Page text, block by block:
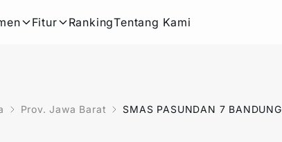
Fitur RankingTentang Kami
Prov. Jawa Barat SMAS PASUNDAN 7 BANDUNG